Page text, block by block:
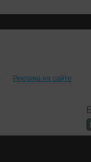
Реклама на сайте